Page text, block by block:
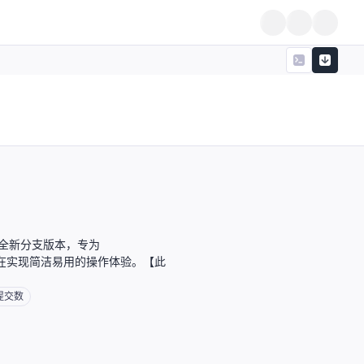
新分支版本，专为
现简洁易用的操作体验。【此
交数